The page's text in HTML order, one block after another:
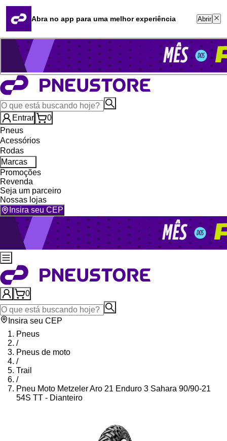
Quero revender
Blog
Whatsapp (16) 99764-8401
Televendas (47) 3046-2551
Entrar
0
Pneus
Acessórios
Rodas
Marcas
Promoções
Revenda
Seja um parceiro
Nossas lojas
Insira seu CEP
0
Insira seu CEP
Pneus
/
Pneus de moto
/
Trail
/
Pneu Moto Metzeler Aro 21 Enduro 3 Sahara 90/90-21
54S TT - Dianteiro
Abra no app para uma melhor experiência Abrir